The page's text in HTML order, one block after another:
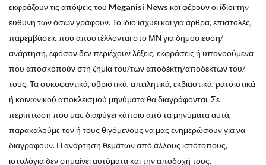
εκφράζουν τις απόψεις του Meganisi News και φέρουν οι ίδιοι την
ευθύνη των όσων γράφουν. Το ίδιο ισχύει και για άρθρα, επιστολές,
παρεμβάσεις που αποστέλλονται στο ΜΝ για δημοσίευση/
ανάρτηση, εφόσον δεν περιέχουν λέξεις, εκφράσεις ή υπονοούμενα
που αποσκοπούν στη ζημία του/των αποδέκτη/αποδεκτών του/
τους. Τα συκοφαντικά, υβριστικά, απειλητικά, εκβιαστικά, ρατσιστικά
ή κοινωνικού αποκλεισμού μηνύματα θα διαγράφονται. Σε
περίπτωση που μας διαφύγει κάποιο από τα μηνύματα αυτά,
παρακαλούμε τον ή τους θιγόμενους να μας ενημερώσουν για να
διαγραφούν. Η ανάρτηση θεμάτων από άλλους ιστότοπους,
ιστολόγια δεν σημαίνει αυτόματα και την αποδοχή τους.